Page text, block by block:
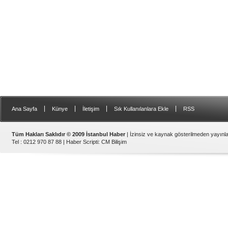
Ana Sayfa Künye İletişim Sık Kullanılanlara Ekle RSS
Tüm Hakları Saklıdır © 2009 İstanbul Haber | İzinsiz ve kaynak gösterilmeden
Tel : 0212 970 87 88 | Haber Scripti: CM Bilişim